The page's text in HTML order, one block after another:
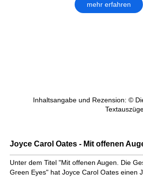
mehr erfahren
Inhaltsangabe und Rezension: ©
Joyce Carol Oates - Mit offenen
Unter dem Titel "Mit offenen Augen. Die
Green Eyes" hat Joyce Carol Oates einen